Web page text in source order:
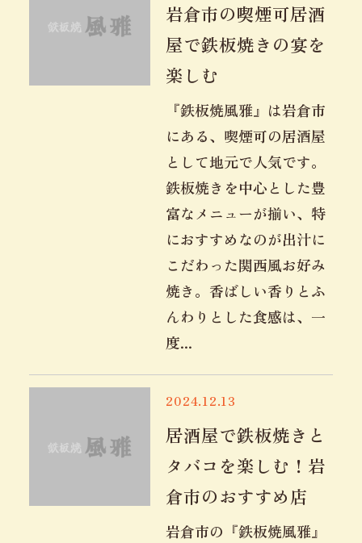
岩倉市の喫煙可居酒
屋で鉄板焼きの宴を
楽しむ
『鉄板焼風雅』は岩倉市
にある、喫煙可の居酒屋
として地元で人気です。
鉄板焼きを中心とした豊
富なメニューが揃い、特
におすすめなのが出汁に
こだわった関西風お好み
焼き。香ばしい香りとふ
んわりとした食感は、一
度...
2024.12.13
居酒屋で鉄板焼きと
タバコを楽しむ！岩
倉市のおすすめ店
岩倉市の『鉄板焼風雅』